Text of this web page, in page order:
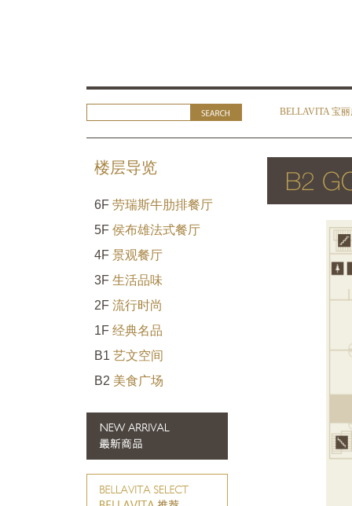
BELLAVITA 宝
楼层导览
6F 劳瑞斯牛肋排餐厅
5F 侯布雄法式餐厅
4F 景观餐厅
3F 生活品味
2F 流行时尚
1F 经典名品
B1 艺文空间
B2 美食广场